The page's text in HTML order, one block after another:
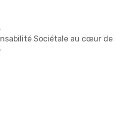
Sociétale au cœur de